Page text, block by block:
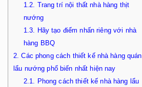
1.2. Trang trí nội thất nhà hàng thịt
nướng
1.3.
Hãy tạo điểm nhấn riêng với nhà
hàng BBQ
2. Các phong cách thiết kế nhà hàng quán
lẩu nướng phổ biến nhất hiện nay
2.1.
Phong cách thiết kế nhà hàng lẩu